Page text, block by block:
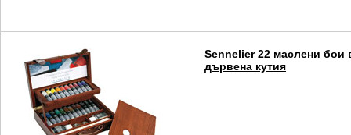
Sennelier 22 маслени бои
дървена кутия